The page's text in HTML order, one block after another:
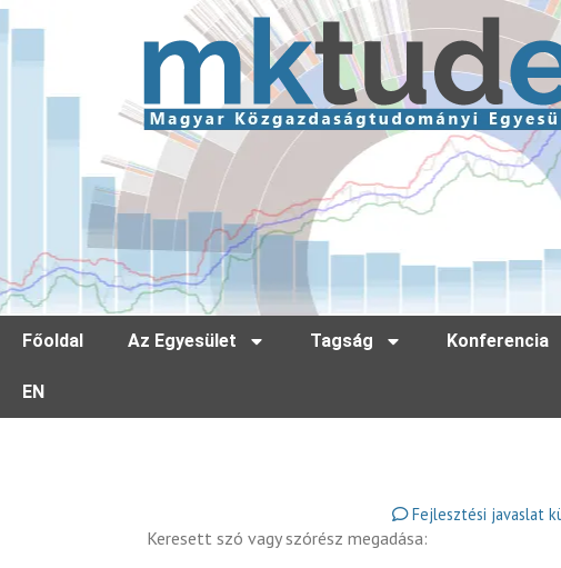
Főoldal Az Egyesület Tagság Konferencia
EN
Fejlesztési javaslat
Keresett szó vagy szórész megadása: